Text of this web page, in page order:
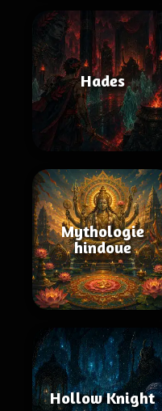
Hades
Mythologie
hindoue
Hollow Knight